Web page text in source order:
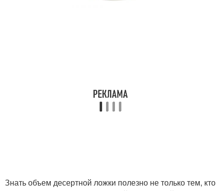
Знать объем десертной ложки полезно не только тем, кто